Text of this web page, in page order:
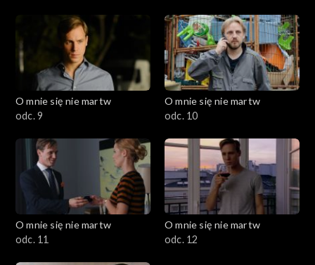
O mnie się nie martw
odc. 9
O mnie się nie martw
odc. 10
O mnie się nie martw
odc. 11
O mnie się nie martw
odc. 12